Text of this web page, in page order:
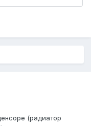
(радиатор